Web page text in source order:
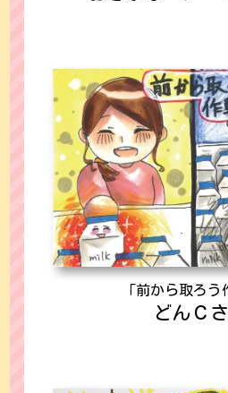
「前から取ろう
どんＣ